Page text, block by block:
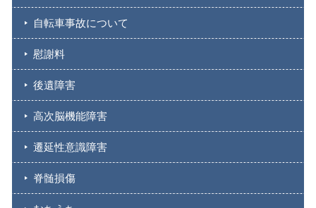
自転車事故について
慰謝料
後遺障害
高次脳機能障害
遷延性意識障害
脊髄損傷